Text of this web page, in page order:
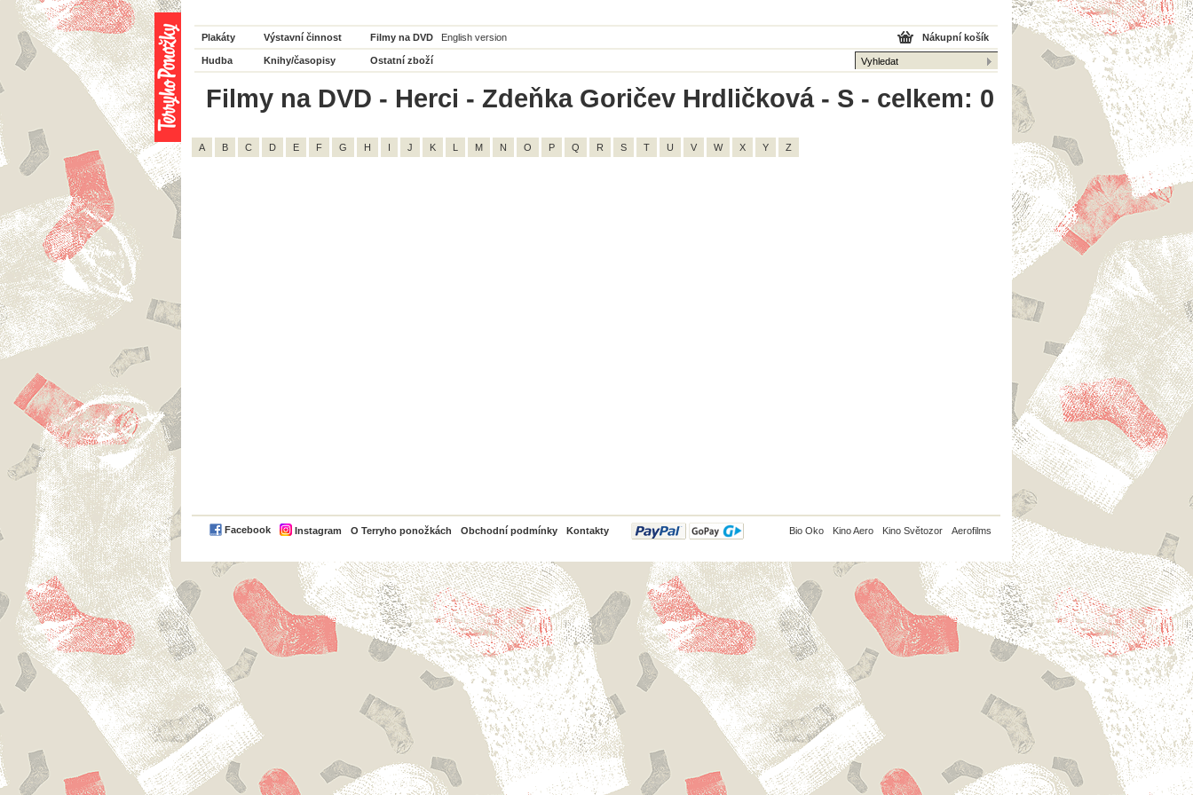
Plakáty Výstavní činnost Filmy na DVD English version
Hudba Knihy/časopisy Ostatní zboží
Nákupní košík
Filmy na DVD - Herci - Zdeňka Goričev Hrdličková - S - celkem: 0
A B C D E F G H I J K L M N O P Q R S T U V W X Y Z
Facebook Instagram O Terryho ponožkách Obchodní podmínky Kontakty
PayPal Bio Oko Kino Aero Kino Světozor Aerofilms